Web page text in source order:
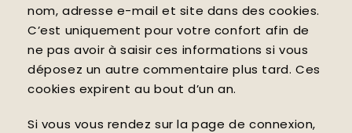
nom, adresse e-mail et site dans des cookies.
C’est uniquement pour votre confort afin de
ne pas avoir à saisir ces informations si vous
déposez un autre commentaire plus tard. Ces
cookies expirent au bout d’un an.
Si vous vous rendez sur la page de connexion,